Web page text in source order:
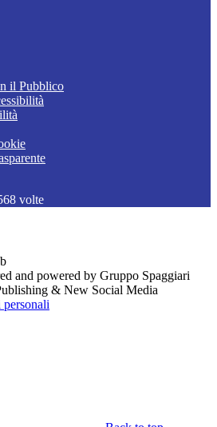
il Pubblico
volte
and powered by Gruppo Spaggiari
& New Social Media
personali